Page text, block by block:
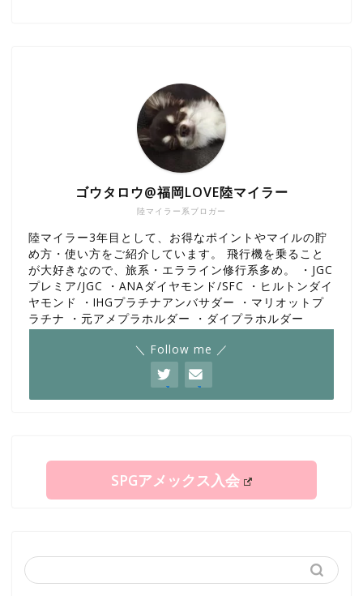
陸マイラー系ブロガー
ゴウタロウ@福岡LOVE陸マイラー
陸マイラー3年目として、お得なポイントやマイルの貯
め方・使い方をご紹介しています。 飛行機を乗ること
が大好きなので、旅系・エラライン修行系多め。 ・JGC
プレミア/JGC ・ANAダイヤモンド/SFC ・ヒルトンダイ
ヤモンド ・IHGプラチナアンバサダー ・マリオットプ
ラチナ ・元アメプラホルダー ・ダイプラホルダー
＼ Follow me ／
SPGアメックス入会